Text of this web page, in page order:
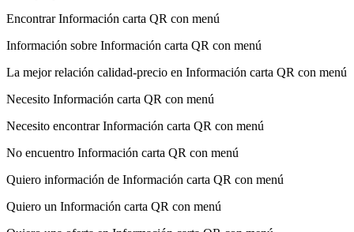
Encontrar Información carta QR con menú
Información sobre Información carta QR con menú
La mejor relación calidad-precio en Información carta QR con menú
Necesito Información carta QR con menú
Necesito encontrar Información carta QR con menú
No encuentro Información carta QR con menú
Quiero información de Información carta QR con menú
Quiero un Información carta QR con menú